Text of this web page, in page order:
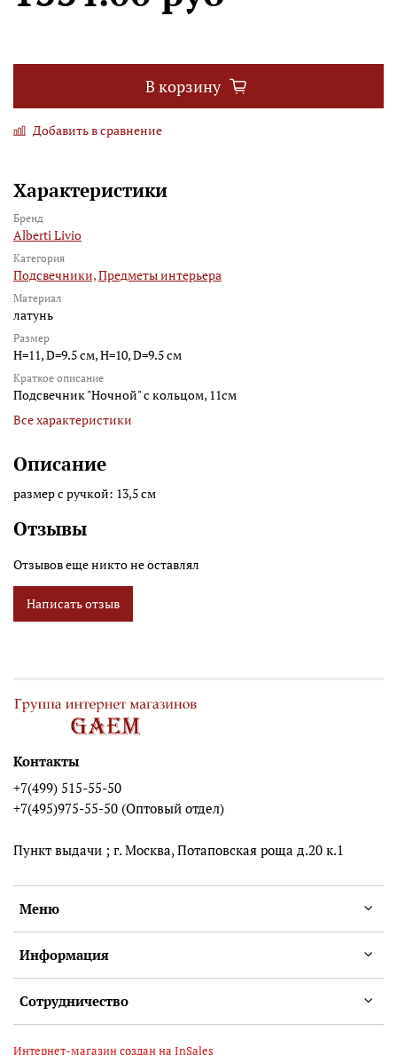
В корзину
Добавить в сравнение
Характеристики
Бренд
Alberti Livio
Категория
Подсвечники,Предметы интерьера
Материал
латунь
Размер
H=11, D=9.5 см, H=10, D=9.5 см
Краткое описание
Подсвечник "Ночной" с кольцом, 11см
Все характеристики
Описание
размер с ручкой: 13,5 см
Отзывы
Отзывов еще никто не оставлял
Написать отзыв
Меню
Информация
Сотрудничество
Контакты
+7(499) 515-55-50
+7(495)975-55-50 (Оптовый отдел)
Пункт выдачи ; г. Москва, Потаповская роща д.20 к.1
Интернет-магазин создан на InSales